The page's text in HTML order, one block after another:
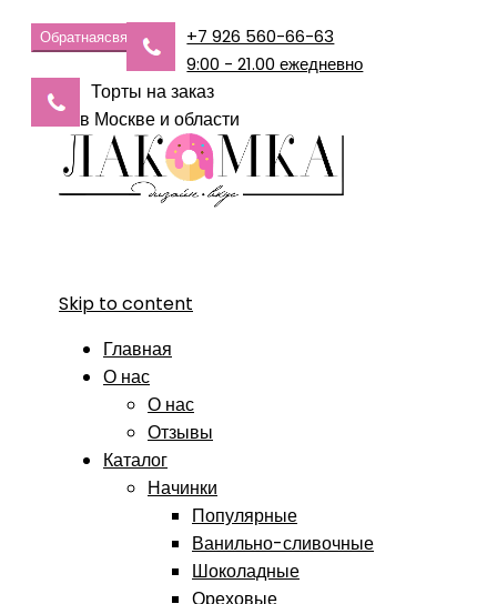
Обратнаясвязь
+7 926 560-66-63
9:00 - 21.00 ежедневно
Торты на заказ
в Москве и области
Skip to content
Главная
О нас
О нас
Отзывы
Каталог
Начинки
Популярные
Ванильно-сливочные
Шоколадные
Ореховые